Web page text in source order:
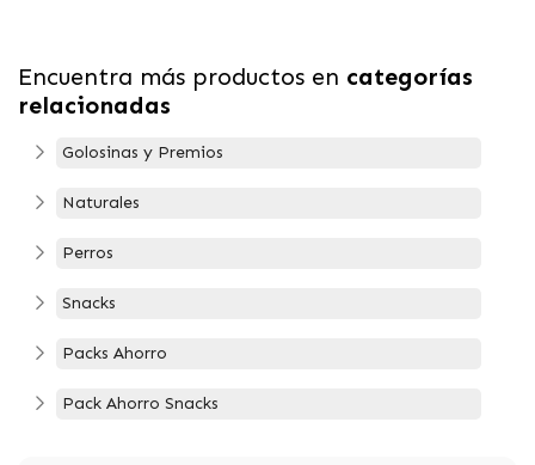
Encuentra más productos en categorías
relacionadas
Golosinas y Premios
Naturales
Perros
Snacks
Packs Ahorro
Pack Ahorro Snacks